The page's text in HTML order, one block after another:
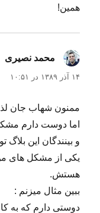
همین!
محمد نصیری
۱۴ آذر ۱۳۸۹ در ۱۰:۵۱
ممنون شهاب جان
اما دوست دارم
و بینندگان این
یکی از مشکل های
هستش.
ببین مثال میزنم :
دوستی دارم که به